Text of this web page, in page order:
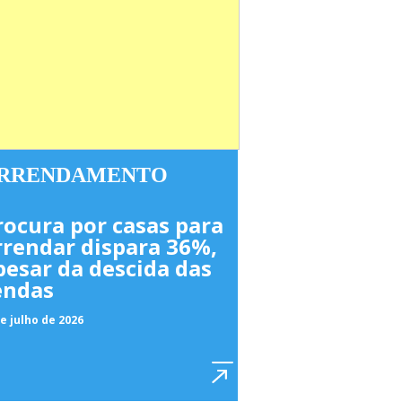
por casas para
dispara 36%,
da descida das
julho de 2026